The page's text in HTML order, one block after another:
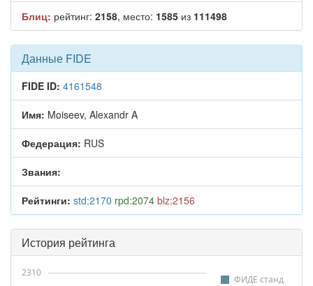
Блиц: рейтинг: 2158, место: 1585 из 111498
Данные FIDE
FIDE ID: 4161548
Имя: Moiseev, Alexandr A
Федерация: RUS
Звания:
Рейтинги: std:2170 rpd:2074 blz:2156
История рейтинга
ФИДЕ станд
2310